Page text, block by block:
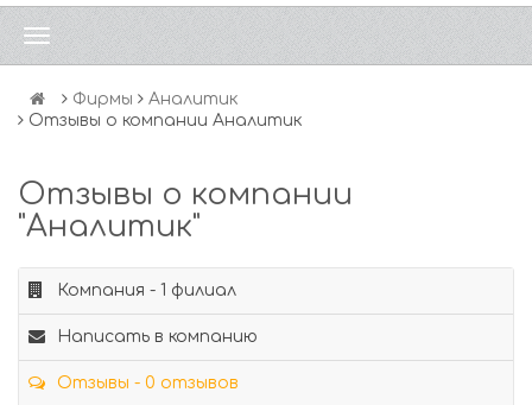
Фирмы
Аналитик
Отзывы о компании Аналитик
Отзывы о компании
"Аналитик"
Компания - 1 филиал
Написать в компанию
Отзывы - 0 отзывов